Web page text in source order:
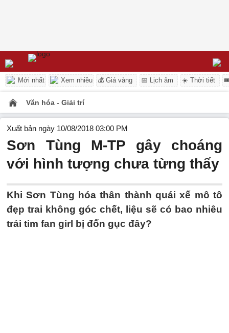
Mới nhất Xem nhiều 💰 Giá vàng 📅 Lịch âm ☀️ Thời tiết
Văn hóa - Giải trí
Xuất bản ngày 10/08/2018 03:00 PM
Sơn Tùng M-TP gây choáng
với hình tượng chưa từng thấy
Khi Sơn Tùng hóa thân thành quái xế mô tô
đẹp trai không góc chết, liệu sẽ có bao nhiêu
trái tim fan girl bị đốn gục đây?